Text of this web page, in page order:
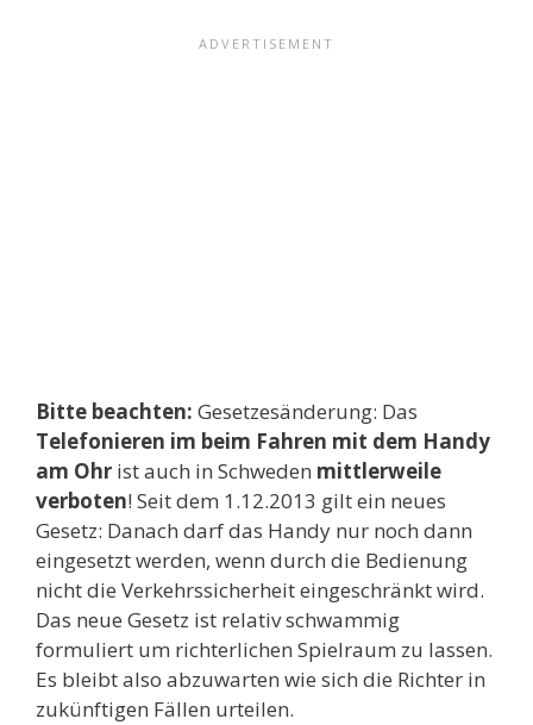
Bitte beachten: Gesetzesänderung: Das
Telefonieren im beim Fahren mit dem Handy
am Ohr ist auch in Schweden mittlerweile
verboten! Seit dem 1.12.2013 gilt ein neues
Gesetz: Danach darf das Handy nur noch dann
eingesetzt werden, wenn durch die Bedienung
nicht die Verkehrssicherheit eingeschränkt wird.
Das neue Gesetz ist relativ schwammig
formuliert um richterlichen Spielraum zu lassen.
Es bleibt also abzuwarten wie sich die Richter in
zukünftigen Fällen urteilen.